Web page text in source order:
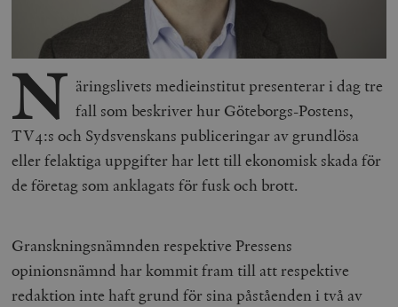
N äringslivets medieinstitut presenterar i dag tre
fall som beskriver hur Göteborgs-Postens,
TV4:s och Sydsvenskans publiceringar av grundlösa
eller felaktiga uppgifter har lett till ekonomisk skada för
de företag som anklagats för fusk och brott.
Granskningsnämnden respektive Pressens
opinionsnämnd har kommit fram till att respektive
redaktion inte haft grund för sina påståenden i två av